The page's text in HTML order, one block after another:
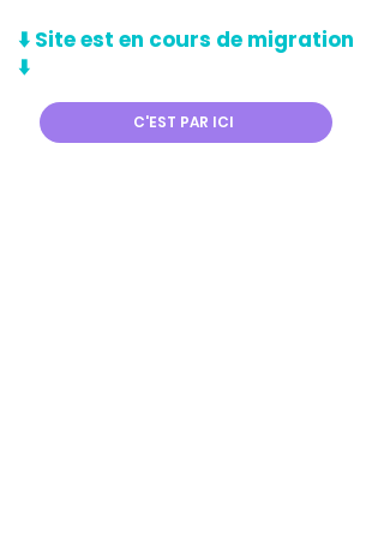
⬇️ Site est en cours de migration
⬇️
C'EST PAR ICI